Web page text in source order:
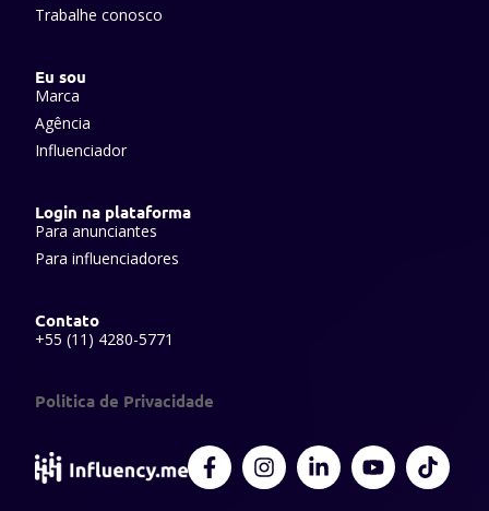
Trabalhe conosco
Eu sou
Marca
Agência
Influenciador
Login na plataforma
Para anunciantes
Para influenciadores
Contato
+55 (11) 4280-5771
Politica de Privacidade
F
a
I
n
L
i
Y
o
T
i